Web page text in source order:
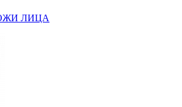
ЛИЦА